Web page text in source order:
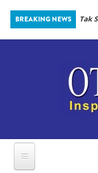
Skip to main content
BREAKING NEWS
Sejak
Tak